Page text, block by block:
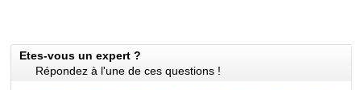
Etes-vous un expert ?
Répondez à l'une de ces questions !